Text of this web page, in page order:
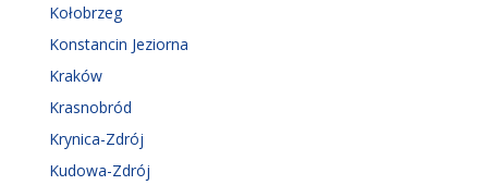
Kołobrzeg
Konstancin Jeziorna
Kraków
Krasnobród
Krynica-Zdrój
Kudowa-Zdrój